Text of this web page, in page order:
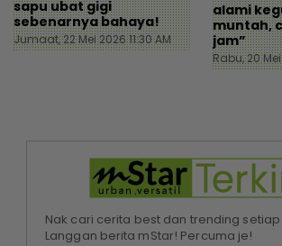
sapu ubat gigi
sebenarnya bahaya!
Jumaat, 22 Mei 2026 11:30 AM
alami
muntah,
jam”
Rabu, 20 Mei
Nak cari cerita best dan trending
Langgan berita mStar! Percuma je!